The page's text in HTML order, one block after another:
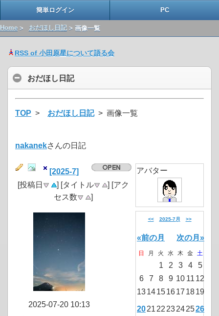
簡単ログイン PC
Home > おだほし日記> 画像一覧
RSS of 小田原星について語る会
おだほし日記
TOP > おだほし日記> 画像一覧
nakanekさんの日記
[2025-7]
[投稿日
] [タイトル
] [アク
セス数
]
2025-07-20 10:13
アバター
<< 2025-7月 >>
«前の月 次の月»
日 月 火 水 木 金 土
1 2 3 4
5
6
7 8 9 10 11 12
1314151617 1819
2021 22 23242526